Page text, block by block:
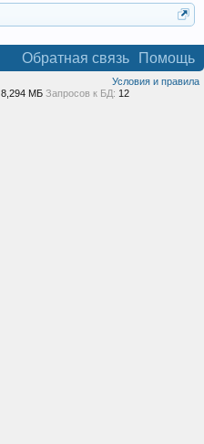
Обратная связь Помощь
Условия и правила
8,294 МБ Запросов к БД: 12